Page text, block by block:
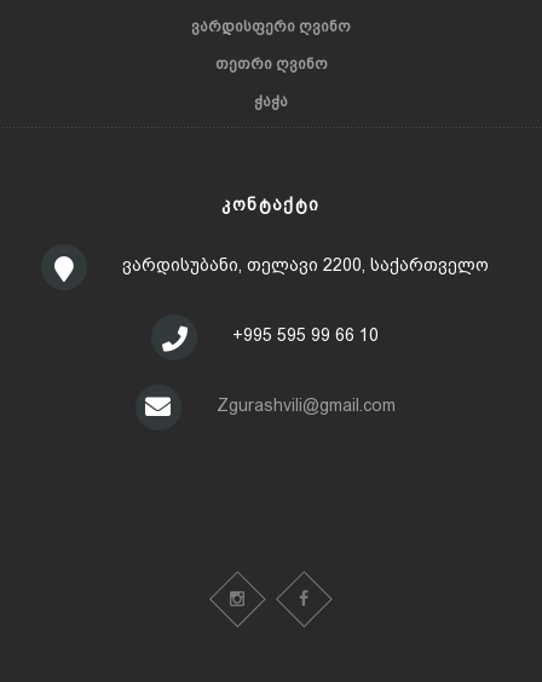
ᲕᲐᲠᲓᲘᲡᲤᲔᲠᲘ ᲦᲕᲘᲜᲝ
ᲗᲔᲗᲠᲘ ᲦᲕᲘᲜᲝ
ᲭᲐᲭᲐ
ᲙᲝᲜᲢᲐᲥᲢᲘ
ვარდისუბანი, თელავი 2200, საქართველო
+995 595 99 66 10
Zgurashvili@gmail.com